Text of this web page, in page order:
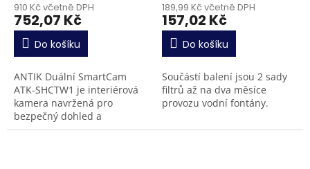
910 Kč včetně DPH
752,07 Kč
Do košíku
ANTIK Duální SmartCam
ATK-SHCTW1 je interiérová
kamera navržená pro
bezpečný dohled a
komunikaci v domácnosti.
189,99 Kč včetně DPH
157,02 Kč
Do košíku
Součástí balení jsou 2 sady
filtrů až na dva měsíce
provozu vodní fontány.